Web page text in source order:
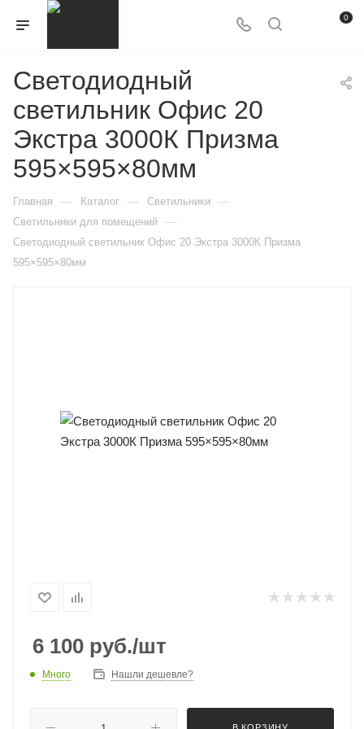
0
Светодиодный
светильник Офис 20
Экстра 3000К Призма
595×595×80мм
Главная — Каталог — Светильники —
Светильники для помещений —
Светодиодный светильник Офис 20 Экстра 3000К Призма
595×595×80мм
6 100 руб./шт
Много Нашли дешевле?